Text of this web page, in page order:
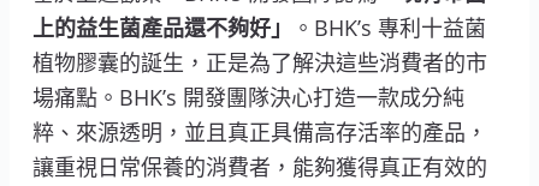
上的益生菌產品還不夠好」
。BHK’s 專利十益菌
植物膠囊的誕生，正是為了解決這些消費者的市
場痛點。BHK’s 開發團隊決心打造一款成分純
粹、來源透明，並且真正具備高存活率的產品，
讓重視日常保養的消費者，能夠獲得真正有效的